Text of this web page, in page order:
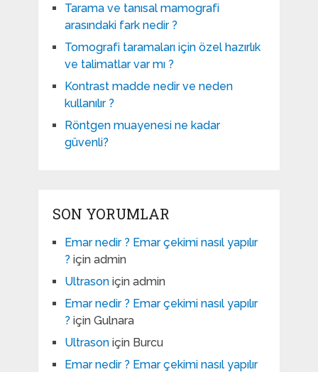
Tarama ve tanısal mamografi
arasındaki fark nedir ?
Tomografi taramaları için özel hazırlık
ve talimatlar var mı ?
Kontrast madde nedir ve neden
kullanılır ?
Röntgen muayenesi ne kadar
güvenli?
SON YORUMLAR
Emar nedir ? Emar çekimi nasıl yapılır
? için admin
Ultrasoniçin admin
Emar nedir ? Emar çekimi nasıl yapılır
? için Gulnara
Ultrasoniçin Burcu
Emar nedir ? Emar çekimi nasıl yapılır